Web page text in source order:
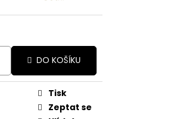
DO KOŠÍKU
Tisk
Zeptat se